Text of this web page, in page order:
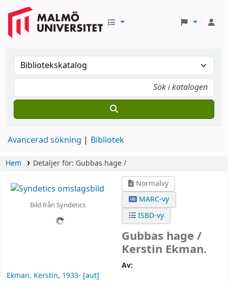
Avancerad sökning Bibliotek
Hem Detaljer för: Gubbas hage /
Bild från Syndetics
Normalvy
MARC-vy
ISBD-vy
Gubbas hage /
Kerstin Ekman.
Av:
Ekman, Kerstin, 1933- [aut]